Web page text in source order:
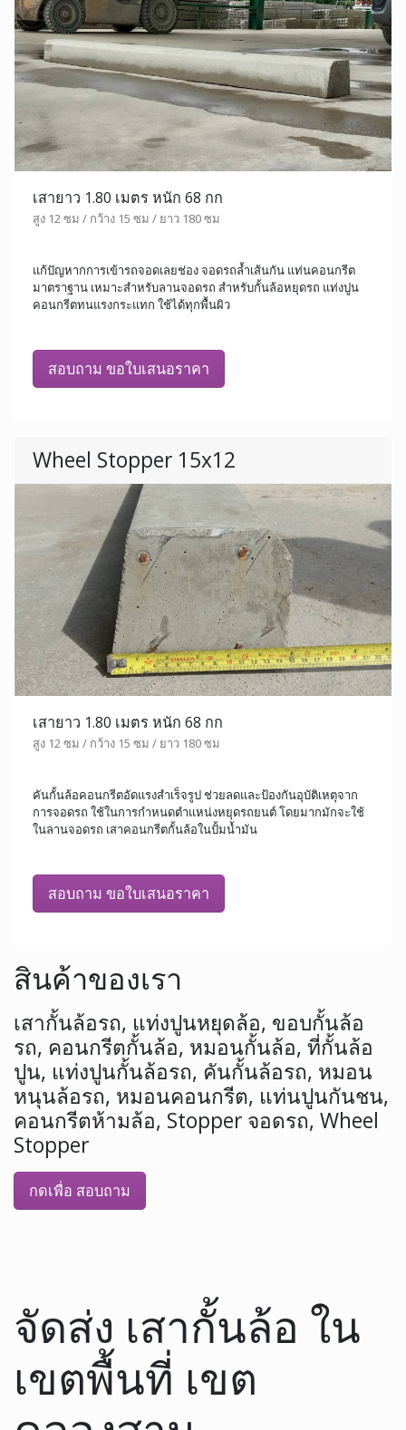
เสายาว 1.80 เมตร หนัก 68 กก
สูง 12 ซม / กว้าง 15 ซม / ยาว 180 ซม
แก้ปัญหากการเข้ารถจอดเลยช่อง จอดรถล้ำเส้นกัน แท่นคอนกรีต
มาตราฐาน เหมาะสำหรับลานจอดรถ สำหรับกั้นล้อหยุดรถ แท่งปูน
คอนกรีตทนแรงกระแทก ใช้ได้ทุกพื้นผิว
สอบถาม ขอใบเสนอราคา
Wheel Stopper 15x12
เสายาว 1.80 เมตร หนัก 68 กก
สูง 12 ซม / กว้าง 15 ซม / ยาว 180 ซม
คันกั้นล้อคอนกรีตอัดแรงสำเร็จรูป ช่วยลดและป้องกันอุบัติเหตุจาก
การจอดรถ ใช้ในการกำหนดตำแหน่งหยุดรถยนต์ โดยมากมักจะใช้
ในลานจอดรถ เสาคอนกรีตกั้นล้อในปั้มน้ำมัน
สอบถาม ขอใบเสนอราคา
สินค้าของเรา
เสากั้นล้อรถ, แท่งปูนหยุดล้อ, ขอบกั้นล้อ
รถ, คอนกรีตกั้นล้อ, หมอนกั้นล้อ, ที่กั้นล้อ
ปูน, แท่งปูนกั้นล้อรถ, คันกั้นล้อรถ, หมอน
หนุนล้อรถ, หมอนคอนกรีต, แท่นปูนกันชน,
คอนกรีตห้ามล้อ, Stopper จอดรถ, Wheel
Stopper
กดเพื่อ สอบถาม
จัดส่ง เสากั้นล้อ ใน
เขตพื้นที่ เขต